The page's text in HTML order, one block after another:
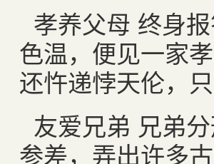
孝养父母 终身
色温，便见一家
还忤递悖天伦，
友爱兄弟 兄弟
参差，弄出许多